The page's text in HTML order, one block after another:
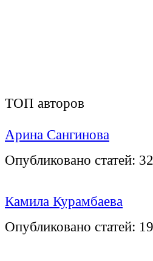
ТОП авторов
Арина Сангинова
Опубликовано статей: 32
Камила Курамбаева
Опубликовано статей: 19